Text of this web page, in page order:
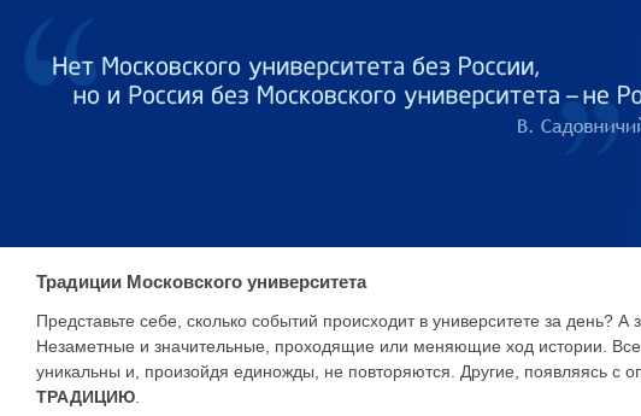
Традиции Московского университета
Представьте себе, сколько событий происходит в университете за день?
Незаметные и значительные, проходящие или меняющие ход истории.
уникальны и, произойдя единожды, не повторяются. Другие, появляясь с
ТРАДИЦИЮ